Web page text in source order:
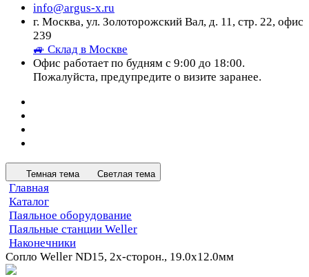
info@argus-x.ru
г. Москва, ул. Золоторожский Вал, д. 11, стр. 22, офис
239
🚙 Склад в Москве
Офис работает по будням с 9:00 до 18:00.
Пожалуйста, предупредите о визите заранее.
Темная тема Светлая тема
Главная
Каталог
Паяльное оборудование
Паяльные станции Weller
Наконечники
Сопло Weller ND15, 2х-сторон., 19.0х12.0мм